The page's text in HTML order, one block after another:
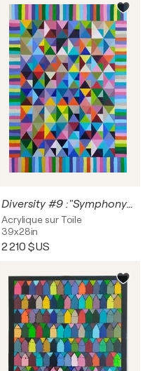
Diversity #9 :"Symphony of Geometry – A Celebration of Balance and Rhythm"
Acrylique sur Toile
39x28in
2 210 $US